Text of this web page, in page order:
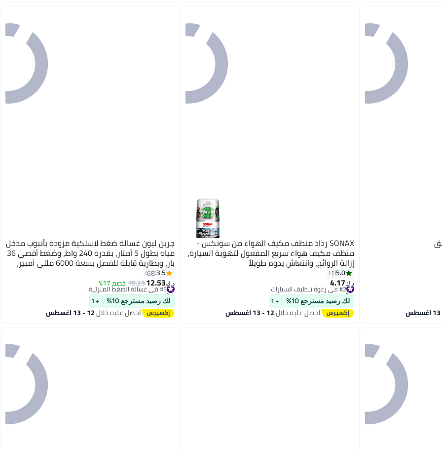
SONAX رذاذ منظف مكيف الهواء من سونكس -
منظف مكيف هواء سريع المفعول لتهوية السيارة،
إزالة الروائح، وانتعاش يدوم طويلاً
5.0
1
د.ك‏4.17
#2 في رغوة تنظيف السيارات
تم بيع +40 مؤخرًا
#2 في رغوة تنظيف السيارات
لك رصيد مسترجع 10% + 1
احصل عليه خلال12 - 13 اغسطس
جرين ليون غسالة ضغط لاسلكية مزودة بأنبوب مدخل
مياه بطول 5 أمتار، بقدرة 240 واط، وضغط أقصى 36
بار، وبطارية قابلة للفصل بسعة 6000 مللي أمبير،
ومدى رش من 6 إلى 8 أمتار، ومعدل تدفق 4 لتر/
دقيقة، محمولة مع حقيبة تخزين - أسود
3.5
68
د.ك‏12.53
15.23 خصم 17% #5 في غسالة الضغط المنزلية
تم بيع +30 مؤخرًا
#5 في غسالة الضغط المنزلية
لك رصيد مسترجع 10% + 1
احصل عليه خلال12 - 13 اغسطس